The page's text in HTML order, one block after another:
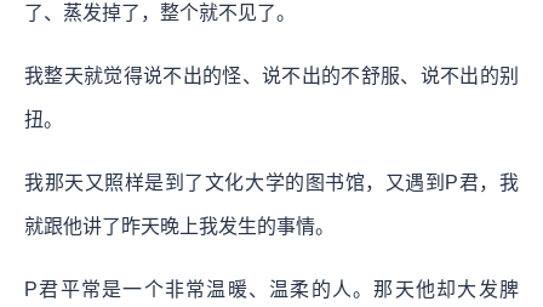
了、蒸发掉了，整个就不见了。
我整天就觉得说不出的怪、说不出的不舒服、说不出的别
扭。
我那天又照样是到了文化大学的图书馆，又遇到P君，我
就跟他讲了昨天晚上我发生的事情。
P君平常是一个非常温暖、温柔的人。那天他却大发脾